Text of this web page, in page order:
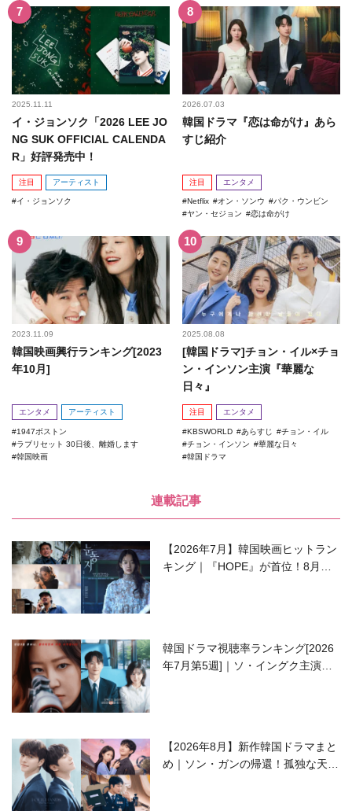
2025.11.11
イ・ジョンソク「2026 LEE JO
NG SUK OFFICIAL CALENDA
R」好評発売中！
注目 アーティスト
イ・ジョンソク
2026.07.03
韓国ドラマ『恋は命がけ』あら
すじ紹介
注目 エンタメ
Netflix オン・ソンウ
パク・ウンビン
ヤン・セジョン
恋は命がけ
2023.11.09
韓国映画興行ランキング[2023
年10月]
エンタメ アーティスト
1947ボストン
ラブリセット 30日後、離婚します
韓国映画
2025.08.08
[韓国ドラマ]チョン・イル×チョ
ン・インソン主演『華麗な
日々』
注目 エンタメ
KBSWORLD あらすじ
チョン・イル
チョン・インソン
華麗な日々
韓国ドラマ
連載記事
【2026年7月】韓国映画ヒットラン
キング｜『HOPE』が首位！8月公
韓国ドラマ視聴率ランキング[2026
年7月第5週]｜ソ・イングク主演の
【2026年8月】新作韓国ドラマまと
め｜ソン・ガンの帰還！孤独な天才